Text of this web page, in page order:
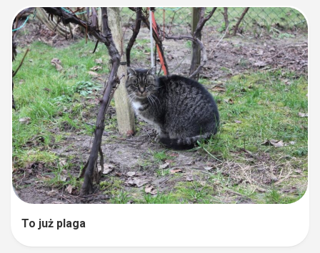
To już plaga